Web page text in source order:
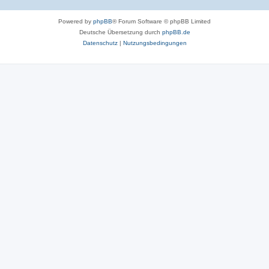
Powered by phpBB® Forum Software © phpBB Limited
Deutsche Übersetzung durch phpBB.de
Datenschutz| Nutzungsbedingungen